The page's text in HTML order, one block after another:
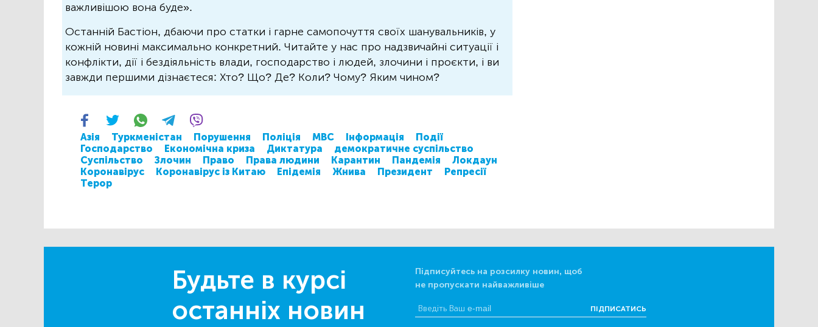
важливішою вона буде».
Останній Бастіон, дбаючи про статки і гарне самопочуття своїх шанувальників, у
кожній новині максимально конкретний. Читайте у нас про надзвичайні ситуації і
конфлікти, дії і бездіяльність влади, господарство і людей, злочини і проєкти, і ви
завжди першими дізнаєтеся: Хто? Що? Де? Коли? Чому? Яким чином?
Азія Туркменістан Порушення Поліція МВС Інформація
Події
Господарство
Економічна криза Диктатура
демократичне суспільство
Суспільство
Злочин Право Права людини Карантин Пандемія
Локдаун
Коронавірус
Коронавірус із Китаю Епідемія Жнива Президент
Репресії
Терор
Будьте в курсі
останніх новин
Підписуйтесь на розсилку новин, щоб
не пропускати найважливіше
ПІДПИСАТИСЬ